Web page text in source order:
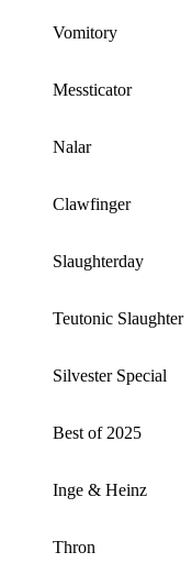
Vomitory
Messticator
Nalar
Clawfinger
Slaughterday
Teutonic Slaughter
Silvester Special
Best of 2025
Inge & Heinz
Thron